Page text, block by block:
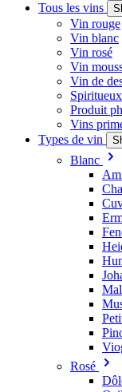
Tous les vins
Vin rouge
Vin blanc
Vin rosé
Vin
Vin de
Spiritueux
Produit
Vins
Types de vin
Blanc
Rosé